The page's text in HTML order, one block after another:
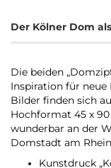
Der Kölner Dom
Die beiden
Inspiration für neue
Bilder finden sich
Hochformat 45 x
wunderbar an der
Domstadt am
Kunstdruck